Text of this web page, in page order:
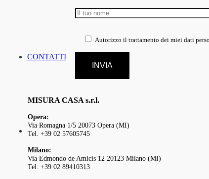
CONTATTI
Autorizzo il trattamento dei miei dati
MISURA CASA s.r.l.
Opera:
Via Romagna 1/5 20073 Opera (MI)
Tel. +39 02 57605745
Milano:
Via Edmondo de Amicis 12 20123 Milano (MI)
Tel. +39 02 89410313